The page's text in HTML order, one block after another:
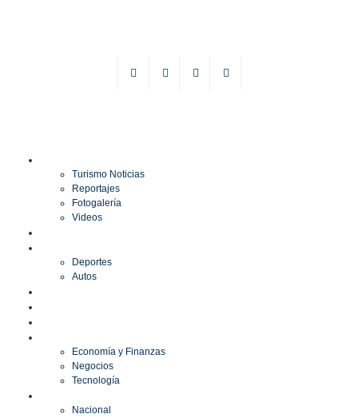
Turismo Noticias
Reportajes
Fotogalería
Videos
Deportes
Autos
Economía y Finanzas
Negocios
Tecnología
Nacional